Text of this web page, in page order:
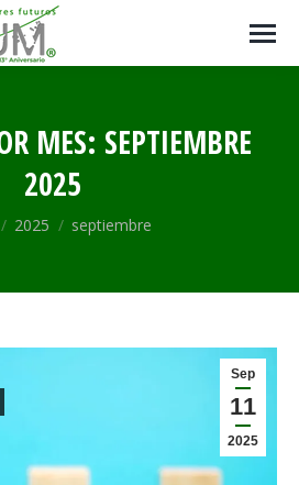
MES: SEPTIEMBRE
2025
2025 septiembre
Sep
11
2025